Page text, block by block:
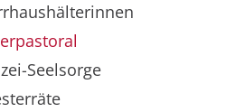
Seelsorge